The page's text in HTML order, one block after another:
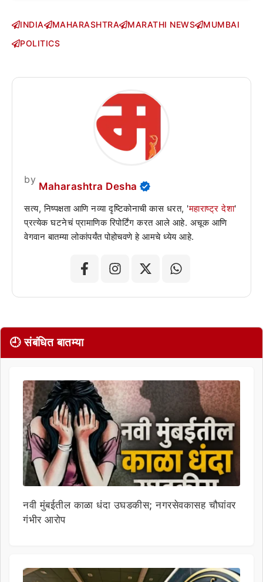
INDIA MAHARASHTRA MARATHI NEWS
MUMBAI
POLITICS
by
Maharashtra Desha
सत्य, निष्पक्षता आणि नव्या दृष्टिकोनाची कास धरत, 'महाराष्ट्र देशा'
प्रत्येक घटनेचं प्रामाणिक रिपोर्टिंग करत आले आहे. अचूक आणि
वेगवान बातम्या लोकांपर्यंत पोहोचवणे हे आमचे ध्येय आहे.
🕘 संबंधित बातम्या
नवी मुंबईतील काळा धंदा उघडकीस; नगरसेवकासह चौघांवर
गंभीर आरोप